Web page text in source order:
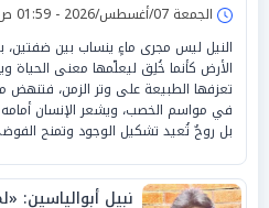
الجمعة 07/أغسطس/2026 - 01:59 ص
النيل ليس مجرى ماءٍ ينساب بين
الأرض كأنما خُلِق ليعلّمها معنى الحياة
تعزفها الطبيعة على وتر الزمن، فتنهض
في مواسم الخصب، ويشعر الإنسان
بل روحٌ تُعيد تشكيل الوجود وتمنح
نبيل أبوالياسين: